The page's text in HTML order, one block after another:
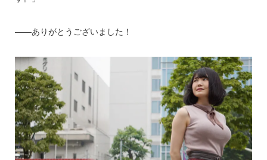
――ありがとうございました！